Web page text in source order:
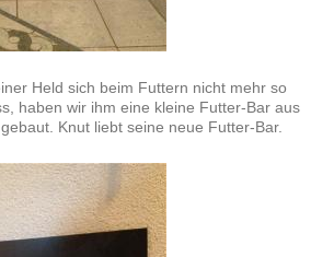
Held sich beim Futtern nicht mehr so
haben wir ihm eine kleine Futter-Bar aus
Knut liebt seine neue Futter-Bar.